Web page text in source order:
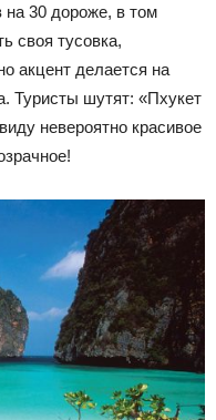
на 30 дороже, в том
своя тусовка,
акцент делается на
Туристы шутят: «Пхукет
невероятно красивое